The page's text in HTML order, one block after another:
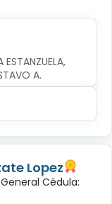
A.
Lopez
Cédula: